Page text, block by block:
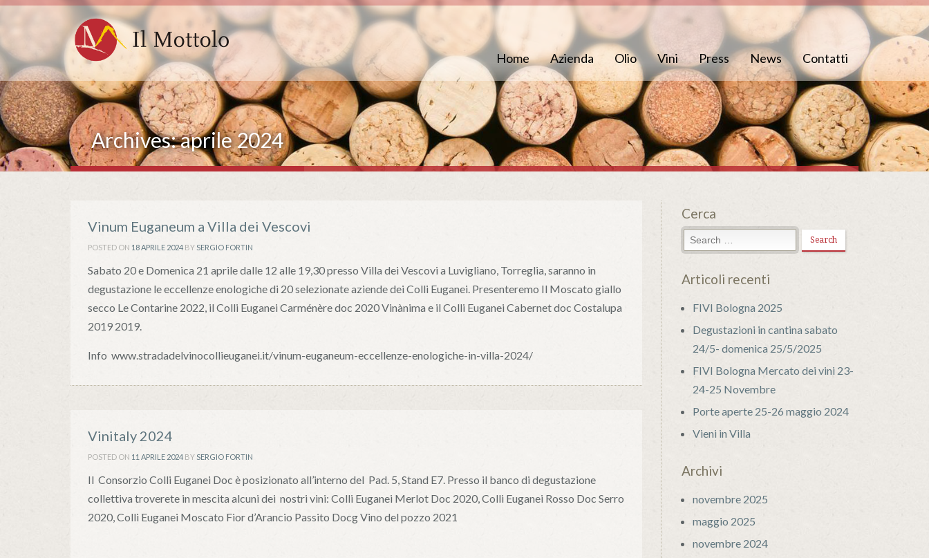
Home Azienda Olio Vini Press News Contatti
Archives:aprile 2024
Vinum Euganeum a Villa dei Vescovi
POSTED ON 18 APRILE 2024 BY SERGIO FORTIN
Sabato 20 e Domenica 21 aprile dalle 12 alle 19,30 presso Villa dei Vescovi a Luvigliano, Torreglia, saranno in
degustazione le eccellenze enologiche di 20 selezionate aziende dei Colli Euganei. Presenteremo Il Moscato giallo
secco Le Contarine 2022, il Colli Euganei Carménère doc 2020 Vinànima e il Colli Euganei Cabernet doc Costalupa
2019 2019.
Info www.stradadelvinocollieuganei.it/vinum-euganeum-eccellenze-enologiche-in-villa-2024/
Vinitaly 2024
POSTED ON 11 APRILE 2024 BY SERGIO FORTIN
Il Consorzio Colli Euganei Doc è posizionato all’interno del Pad. 5, Stand E7. Presso il banco di degustazione
collettiva troverete in mescita alcuni dei nostri vini: Colli Euganei Merlot Doc 2020, Colli Euganei Rosso Doc Serro
2020, Colli Euganei Moscato Fior d’Arancio Passito Docg Vino del pozzo 2021
Cerca
Articoli recenti
FIVI Bologna 2025
Degustazioni in cantina sabato
24/5- domenica 25/5/2025
FIVI Bologna Mercato dei vini 23-
24-25 Novembre
Porte aperte 25-26 maggio 2024
Vieni in Villa
Archivi
novembre 2025
maggio 2025
novembre 2024